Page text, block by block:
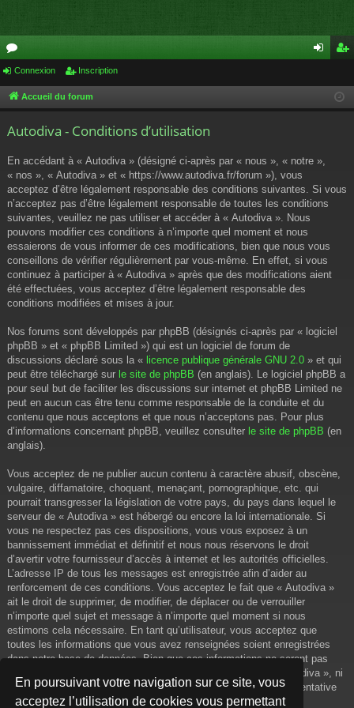
En poursuivant votre navigation sur ce site, vous
acceptez l’utilisation de cookies vous permettant
or
u cri
Connexion Inscription
Accueil du forum
Autodiva - Conditions d’utilisation
En accédant à « Autodiva » (désigné ci-après par « nous », « notre »,
« nos », « Autodiva » et « https://www.autodiva.fr/forum »), vous
acceptez d’être légalement responsable des conditions suivantes. Si vous
n’acceptez pas d’être légalement responsable de toutes les conditions
suivantes, veuillez ne pas utiliser et accéder à « Autodiva ». Nous
pouvons modifier ces conditions à n’importe quel moment et nous
essaierons de vous informer de ces modifications, bien que nous vous
conseillons de vérifier régulièrement par vous-même. En effet, si vous
continuez à participer à « Autodiva » après que des modifications aient
été effectuées, vous acceptez d’être légalement responsable des
conditions modifiées et mises à jour.
Nos forums sont développés par phpBB (désignés ci-après par « logiciel
phpBB » et « phpBB Limited ») qui est un logiciel de forum de
discussions déclaré sous la « licence publique générale GNU 2.0 » et qui
peut être téléchargé sur le site de phpBB (en anglais). Le logiciel phpBB a
pour seul but de faciliter les discussions sur internet et phpBB Limited ne
peut en aucun cas être tenu comme responsable de la conduite et du
contenu que nous acceptons et que nous n’acceptons pas. Pour plus
d’informations concernant phpBB, veuillez consulter le site de phpBB (en
anglais).
Vous acceptez de ne publier aucun contenu à caractère abusif, obscène,
vulgaire, diffamatoire, choquant, menaçant, pornographique, etc. qui
pourrait transgresser la législation de votre pays, du pays dans lequel le
serveur de « Autodiva » est hébergé ou encore la loi internationale. Si
vous ne respectez pas ces dispositions, vous vous exposez à un
bannissement immédiat et définitif et nous nous réservons le droit
d’avertir votre fournisseur d’accès à internet et les autorités officielles.
L’adresse IP de tous les messages est enregistrée afin d’aider au
renforcement de ces conditions. Vous acceptez le fait que « Autodiva »
ait le droit de supprimer, de modifier, de déplacer ou de verrouiller
n’importe quel sujet et message à n’importe quel moment si nous
estimons cela nécessaire. En tant qu’utilisateur, vous acceptez que
toutes les informations que vous avez renseignées soient enregistrées
dans notre base de données. Bien que ces informations ne seront pas
diffusées à une tierce partie sans votre consentement, ni « Autodiva », ni
phpBB, ne pourront être tenus comme responsables en cas de tentative
de piratage informatique visant à compromettre vos données.